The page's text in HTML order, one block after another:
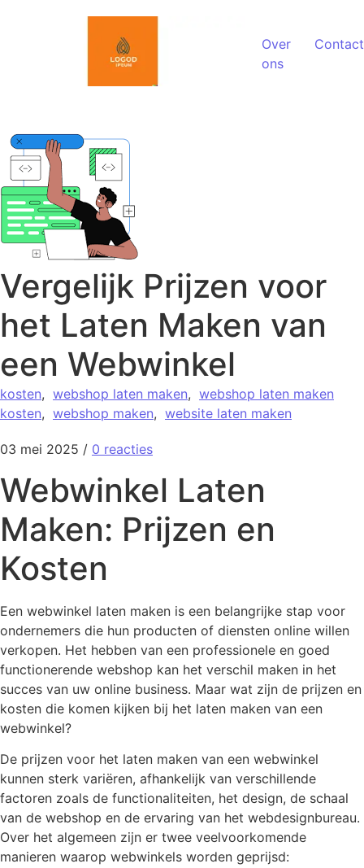
Over
ons
Contact
Vergelijk Prijzen voor
het Laten Maken van
een Webwinkel
kosten, webshop laten maken, webshop laten maken
kosten, webshop maken, website laten maken
03 mei 2025 / 0 reacties
Webwinkel Laten
Maken: Prijzen en
Kosten
Een webwinkel laten maken is een belangrijke stap voor
ondernemers die hun producten of diensten online willen
verkopen. Het hebben van een professionele en goed
functionerende webshop kan het verschil maken in het
succes van uw online business. Maar wat zijn de prijzen en
kosten die komen kijken bij het laten maken van een
webwinkel?
De prijzen voor het laten maken van een webwinkel
kunnen sterk variëren, afhankelijk van verschillende
factoren zoals de functionaliteiten, het design, de schaal
van de webshop en de ervaring van het webdesignbureau.
Over het algemeen zijn er twee veelvoorkomende
manieren waarop webwinkels worden geprijsd: